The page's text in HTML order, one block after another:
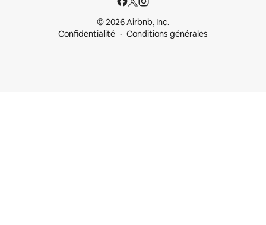
© 2026 Airbnb, Inc.
Confidentialité
Conditions générales